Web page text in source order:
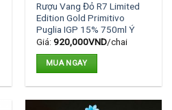
Rượu Vang Đỏ R7 Limited
Edition Gold Primitivo
Puglia IGP 15% 750ml Ý
Giá: 920,000VND/chai
MUA NGAY